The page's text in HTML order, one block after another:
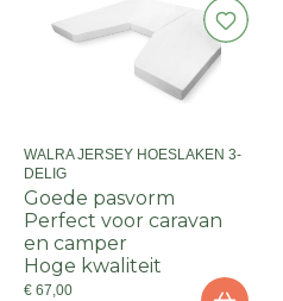
WALRA JERSEY HOESLAKEN 3-
DELIG
Goede pasvorm
Perfect voor caravan
en camper
Hoge kwaliteit
€ 67,00